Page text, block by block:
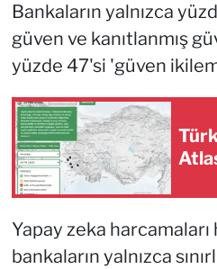
Bankaların yalnızca
güven ve kanıtlanmış
yüzde 47'si 'güven
Yapay zeka harcamaları
bankaların yalnızca